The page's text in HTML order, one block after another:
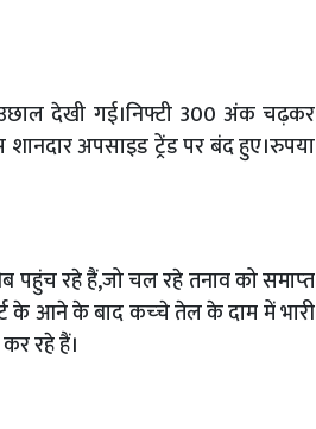
उछाल देखी गई।निफ्टी 300 अंक चढ़कर
अपसाइड ट्रेंड पर बंद हुए।रुपया
पहुंच रहे हैं,जो चल रहे तनाव को समाप्‍त
के आने के बाद कच्‍चे तेल के दाम में भारी
रहे हैं।